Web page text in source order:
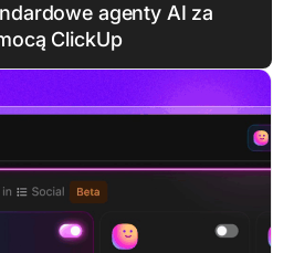
agenty AI za
ClickUp